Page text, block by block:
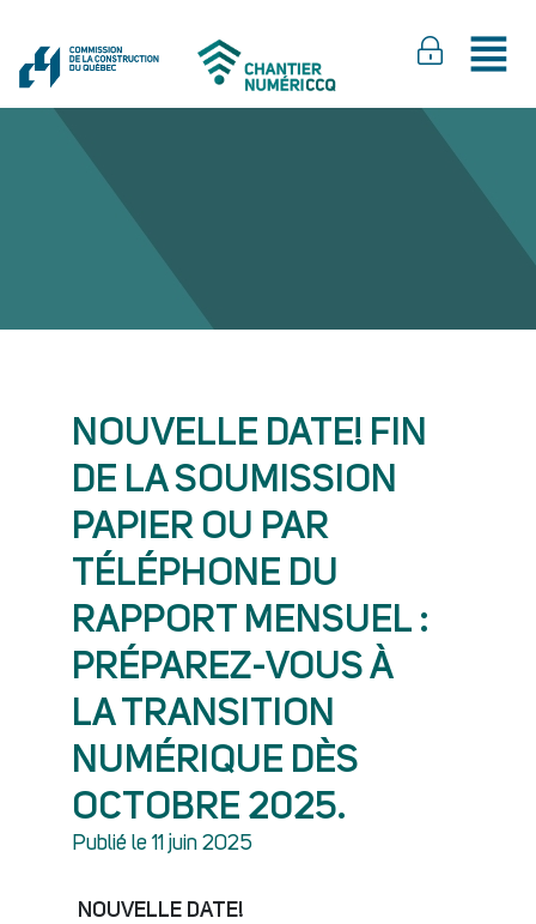
NOUVELLE DATE! FIN
DE LA SOUMISSION
PAPIER OU PAR
TÉLÉPHONE DU
RAPPORT MENSUEL :
PRÉPAREZ-VOUS À
LA TRANSITION
NUMÉRIQUE DÈS
OCTOBRE 2025.
Publié le 11 juin 2025
NOUVELLE DATE!